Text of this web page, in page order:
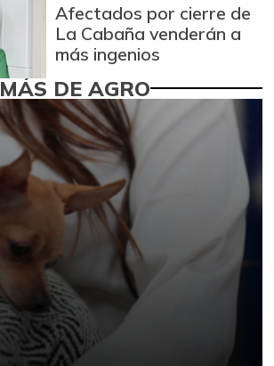
Afectados por cierre de
La Cabaña venderán a
más ingenios
MÁS DE AGRO